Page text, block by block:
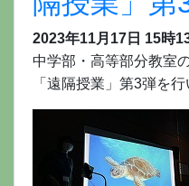
2023年11月17日 15時
中学部・高等部分教室
「遠隔授業」第3弾を行